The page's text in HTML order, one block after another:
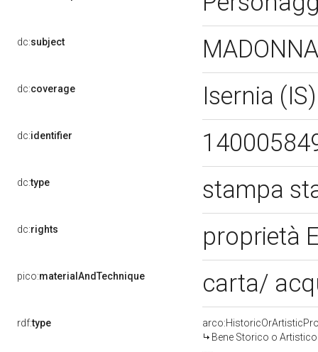
dc:subject
dc:coverage Isernia
dc:identifier
dc:type stampa
dc:rights proprietà
pico:materialAndTechnique carta/
rdf:type
Bene Storico o Artistico